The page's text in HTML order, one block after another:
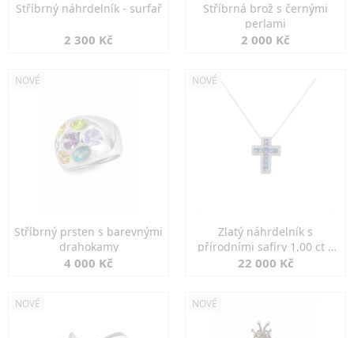
Stříbrný náhrdelník - surfař
2 300 Kč
Stříbrná brož s černými
perlami
2 000 Kč
NOVÉ
Stříbrný prsten s barevnými
drahokamy
4 000 Kč
NOVÉ
Zlatý náhrdelník s
přírodními safíry 1,00 ct a
diamanty
22 000 Kč
NOVÉ NOVÉ